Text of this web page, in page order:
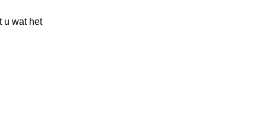
u wat het